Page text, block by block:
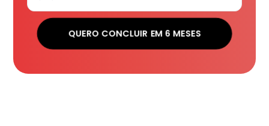
QUERO CONCLUIR EM 6 MESES